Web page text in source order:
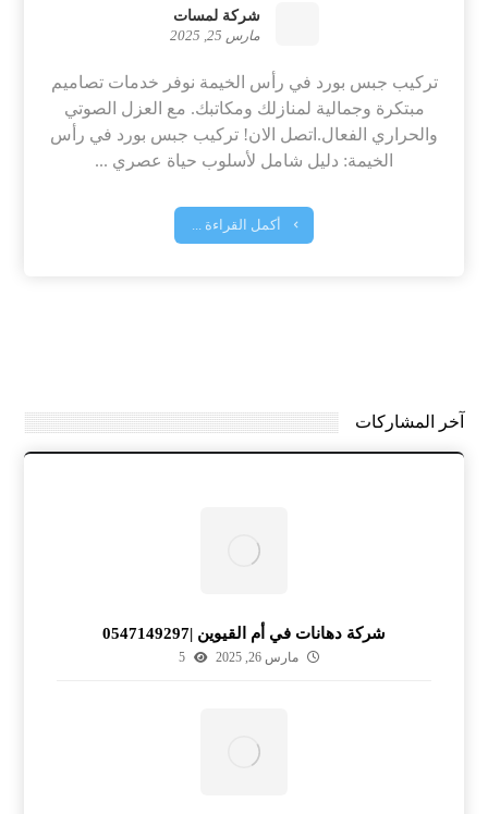
شركة لمسات
مارس 25, 2025
تركيب جبس بورد في رأس الخيمة نوفر خدمات تصاميم
مبتكرة وجمالية لمنازلك ومكاتبك. مع العزل الصوتي
والحراري الفعال.اتصل الان! تركيب جبس بورد في رأس
الخيمة: دليل شامل لأسلوب حياة عصري ...
أكمل القراءة ...
آخر المشاركات
شركة دهانات في أم القيوين |0547149297
مارس 26, 2025 5